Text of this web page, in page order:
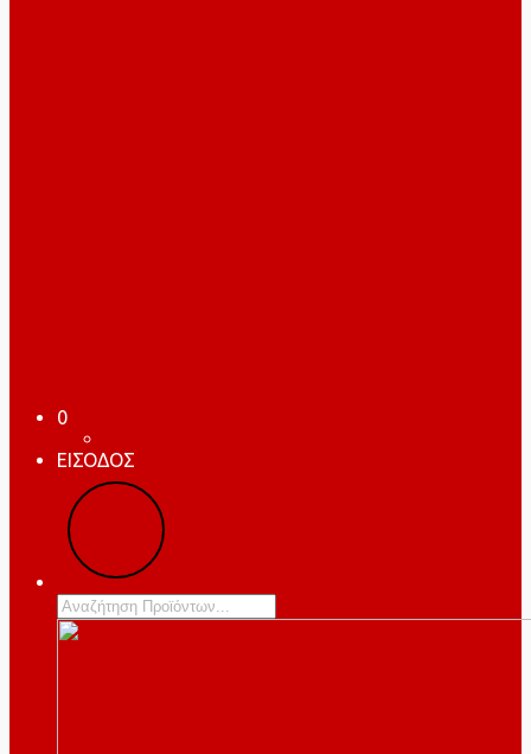
0
ΕΙΣΟΔΟΣ
Products
search